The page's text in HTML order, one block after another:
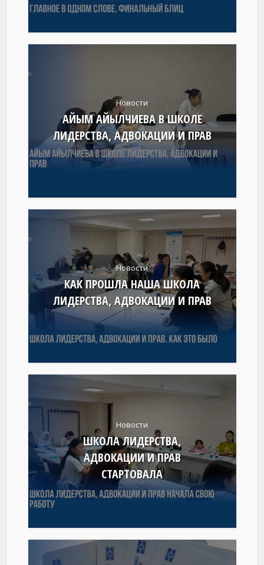
Новости
АЙЫМ АЙЫЛЧИЕВА В ШКОЛЕ
ЛИДЕРСТВА, АДВОКАЦИИ И ПРАВ
Новости
КАК ПРОШЛА НАША ШКОЛА
ЛИДЕРСТВА, АДВОКАЦИИ И ПРАВ
Новости
ШКОЛА ЛИДЕРСТВА,
АДВОКАЦИИ И ПРАВ
СТАРТОВАЛА